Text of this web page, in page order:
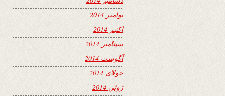
نوامبر 2014
اکتبر 2014
سپتامبر 2014
آگوست 2014
جولای 2014
ژوئن 2014